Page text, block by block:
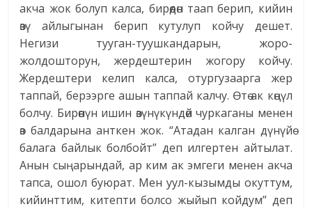
акча жок болуп калса, бирөөдөн таап берип, кийин
өзү айлыгынан берип кутулуп койчу дешет.
Негизи тууган-туушкандарын, жоро-
жолдошторун, жердештерин жогору койчу.
Жердештери келип калса, отургузаарга жер
таппай, берээрге ашын таппай калчу. Өтө ак көңүл
болчу. Бирөөнүн ишин өзүнүкүндөй чуркаганы менен
өз балдарына анткен жок. “Атадан калган дүнүйө
балага байлык болбойт” деп илгертен айтылат.
Анын сыңарындай, ар ким ак эмгеги менен акча
тапса, ошол буюрат. Мен уул-кызымды окуттум,
кийинттим, китепти болсо жыйып койдум” деп